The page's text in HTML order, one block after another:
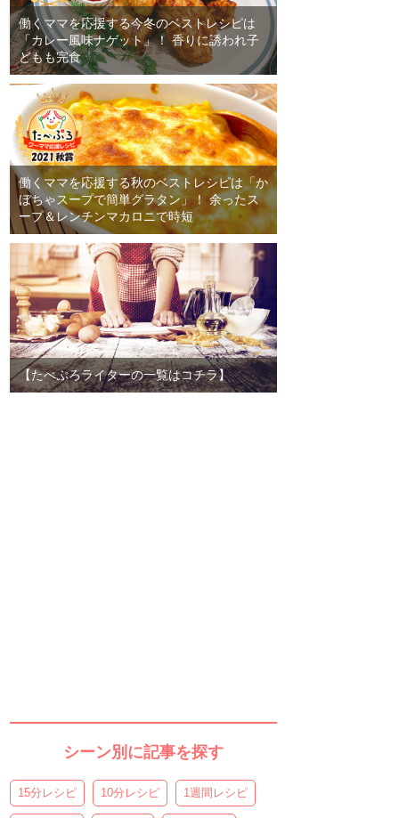
働くママを応援する今冬のベストレシピは
「カレー風味ナゲット」！ 香りに誘われ子
どもも完食
働くママを応援する秋のベストレシピは「か
ぼちゃスープで簡単グラタン」！ 余ったス
ープ＆レンチンマカロニで時短
【たべぷろライターの一覧はコチラ】
シーン別に記事を探す
15分レシピ 10分レシピ 1週間レシピ